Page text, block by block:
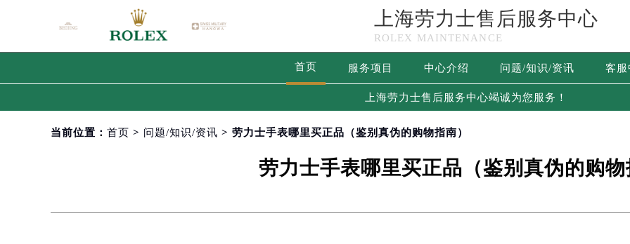
上海劳力士售后服务中心
ROLEX MAINTENANCE
首页 服务项目 中心介绍 问题/知识/资讯 客服
上海劳力士售后服务中心竭诚为您服务！
当前位置： 首页 > 问题/知识/资讯 > 劳力士手表哪里买正品（鉴别真伪的购物指南）
劳力士手表哪里买正品（鉴别真伪的购